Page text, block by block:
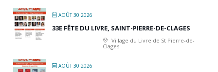
AOÛT 30 2026
33E FÊTE DU LIVRE, SAINT-PIERRE-DE-CLAGES
Village du Livre de St Pierre-de-
Clages
AOÛT 30 2026